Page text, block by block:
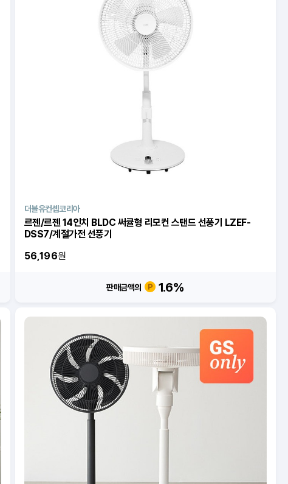
더블유컨셉코리아
르젠/르젠 14인치 BLDC 써큘형 리모컨 스탠드 선풍기 LZEF-
DSS7/계절가전 선풍기
56,196원
판매금액의 1.6%